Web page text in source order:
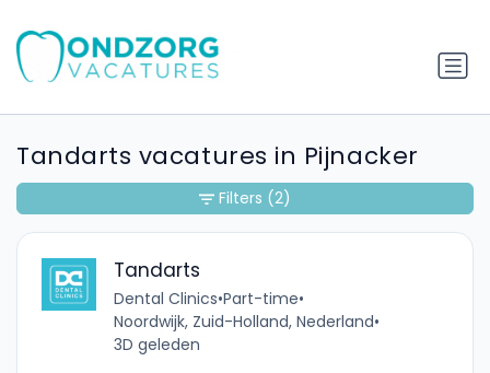
Tandarts vacatures in Pijnacker
Tandarts
Dental Clinics•Part-time•
Noordwijk, Zuid-Holland, Nederland•
3D geleden
Filters (2)